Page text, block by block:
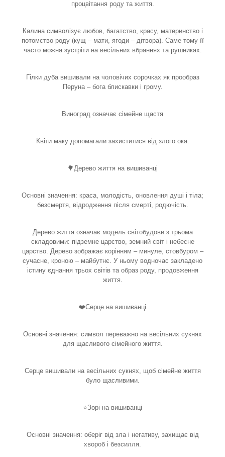
процвітання роду та життя.
Калина символізує любов, багатство, красу, материнство і
потомство роду (кущ – мати, ягоди – дітвора). Саме тому її
часто можна зустріти на весільних вбраннях та рушниках.
Гілки дуба вишивали на чоловічих сорочках як прообраз
Перуна – бога блискавки і грому.
Виноград означає сімейне щастя
Квіти маку допомагали захиститися від злого ока.
🌳Дерево життя на вишиванці
Основні значення: краса, молодість, оновлення душі і тіла;
безсмертя, відродження після смерті, родючість.
Дерево життя означає модель світобудови з трьома
складовими: підземне царство, земний світ і небесне
царство. Дерево зображає корінням – минуле, стовбуром –
сучасне, кроною – майбутнє. У ньому водночас закладено
істину єднання трьох світів та образ роду, продовження
життя.
❤️Серце на вишиванці
Основні значення: символ переважно на весільних сукнях
для щасливого сімейного життя.
Серце вишивали на весільних сукнях, щоб сімейне життя
було щасливими.
⭐️Зорі на вишиванці
Основні значення: оберіг від зла і негативу, захищає від
хвороб і безсилля.